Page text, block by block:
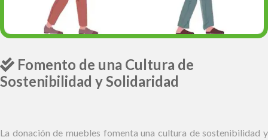
Fomento de una Cultura de
Sostenibilidad y Solidaridad
La donación de muebles fomenta una cultura de sostenibilidad y